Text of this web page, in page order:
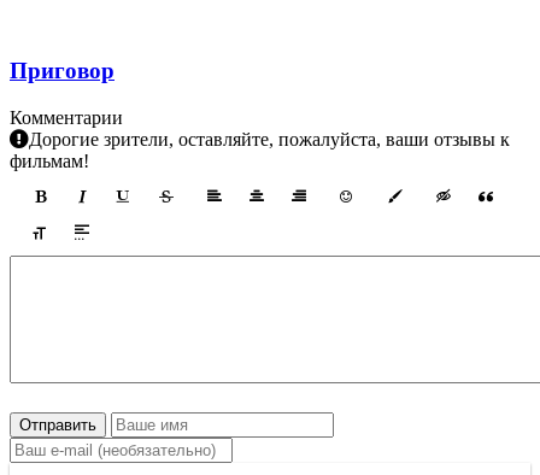
Приговор
Комментарии
Дорогие зрители, оставляйте, пожалуйста, ваши отзывы к
фильмам!
Отправить